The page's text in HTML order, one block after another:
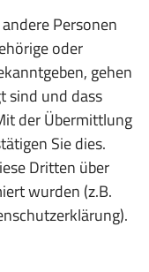
Personen
oder
gehen
sind und dass
der Übermittlung
Sie dies.
Dritten über
wurden (z.B.